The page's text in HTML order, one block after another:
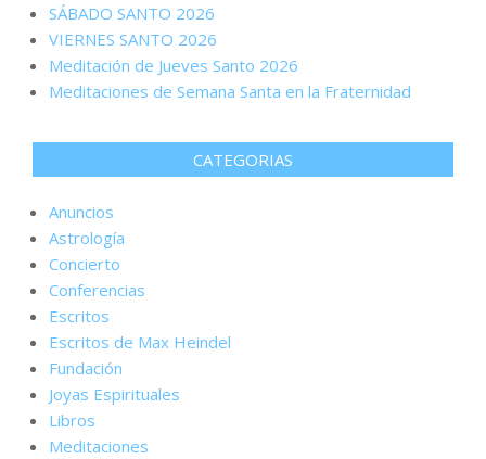
SÁBADO SANTO 2026
VIERNES SANTO 2026
Meditación de Jueves Santo 2026
Meditaciones de Semana Santa en la Fraternidad
CATEGORIAS
Anuncios
Astrología
Concierto
Conferencias
Escritos
Escritos de Max Heindel
Fundación
Joyas Espirituales
Libros
Meditaciones